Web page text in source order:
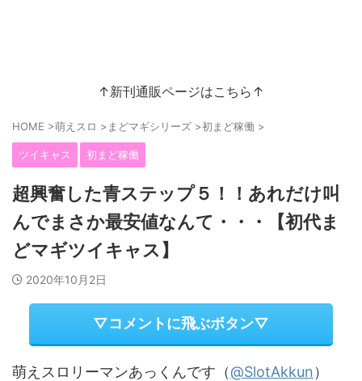
↑新刊通販ページはこちら↑
HOME >萌えスロ > まどマギシリーズ >初まど稼働 >
ツイキャス 初まど稼働
超興奮した青ステップ５！！あれだけ叫
んでまさか最安値なんて・・・【初代ま
どマギツイキャス】
2020年10月2日
▽コメントに飛ぶボタン▽
萌えスロリーマンあっくんです（@SlotAkkun）